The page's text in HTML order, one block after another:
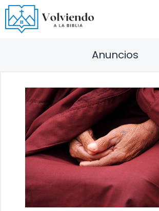
Saltar
al
contenido
Anuncios